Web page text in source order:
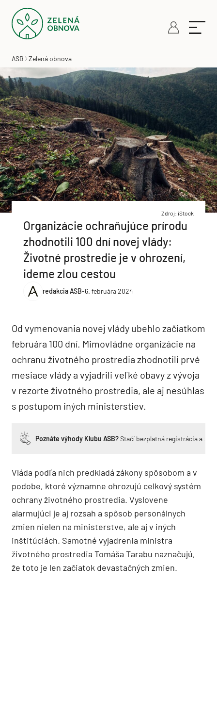
ASB Zelená obnova
Zdroj: iStock
Organizácie ochraňujúce prírodu
zhodnotili 100 dní novej vlády:
Životné prostredie je v ohrození,
ideme zlou cestou
redakcia ASB-6. februára 2024
Od vymenovania novej vlády ubehlo začiatkom
februára 100 dní. Mimovládne organizácie na
ochranu životného prostredia zhodnotili prvé
mesiace vlády a vyjadrili veľké obavy z vývoja
v rezorte životného prostredia, ale aj nesúhlas
s postupom iných ministerstiev.
Poznáte výhody Klubu ASB?Stačí bezplatná registrácia a
Vláda podľa nich predkladá zákony spôsobom a v
podobe, ktoré významne ohrozujú celkový systém
ochrany životného prostredia. Vyslovene
alarmujúci je aj rozsah a spôsob personálnych
zmien nielen na ministerstve, ale aj v iných
inštitúciách. Samotné vyjadrenia ministra
životného prostredia Tomáša Tarabu naznačujú,
že toto je len začiatok devastačných zmien.